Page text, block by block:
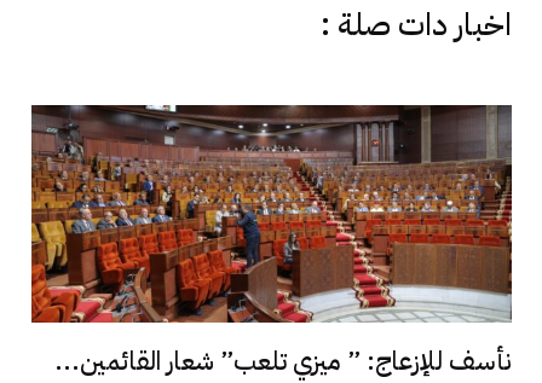
اخبار دات صلة :
نأسف للإزعاج: ” ميزي تلعب” شعار القائمين...